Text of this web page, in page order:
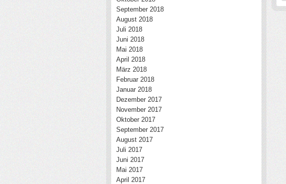
September 2018
August 2018
Juli 2018
Juni 2018
Mai 2018
April 2018
März 2018
Februar 2018
Januar 2018
Dezember 2017
November 2017
Oktober 2017
September 2017
August 2017
Juli 2017
Juni 2017
Mai 2017
April 2017